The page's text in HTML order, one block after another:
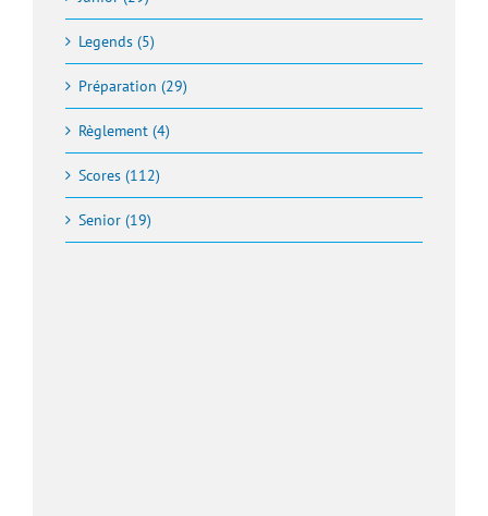
Legends (5)
Préparation (29)
Règlement (4)
Scores (112)
Senior (19)